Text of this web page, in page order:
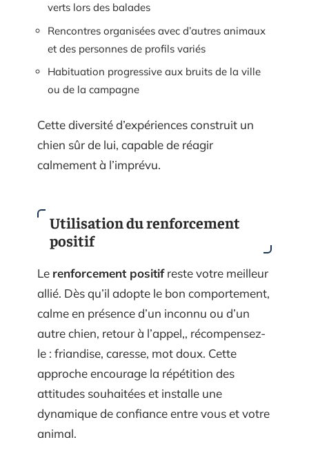
verts lors des balades
Rencontres organisées avec d’autres animaux
et des personnes de profils variés
Habituation progressive aux bruits de la ville
ou de la campagne
Cette diversité d’expériences construit un
chien sûr de lui, capable de réagir
calmement à l’imprévu.
Utilisation du renforcement
positif
Le renforcement positifreste votre meilleur
allié. Dès qu’il adopte le bon comportement,
calme en présence d’un inconnu ou d’un
autre chien, retour à l’appel,, récompensez-
le : friandise, caresse, mot doux. Cette
approche encourage la répétition des
attitudes souhaitées et installe une
dynamique de confiance entre vous et votre
animal.